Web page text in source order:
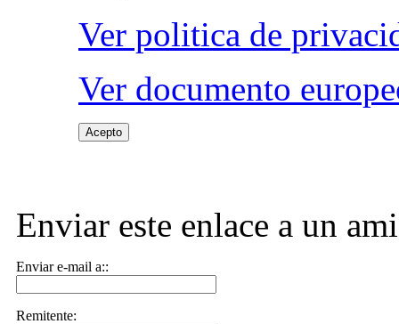
Ver politica de
Ver documento
Acepto
Enviar este enlace a un
Enviar e-mail a::
Remitente: